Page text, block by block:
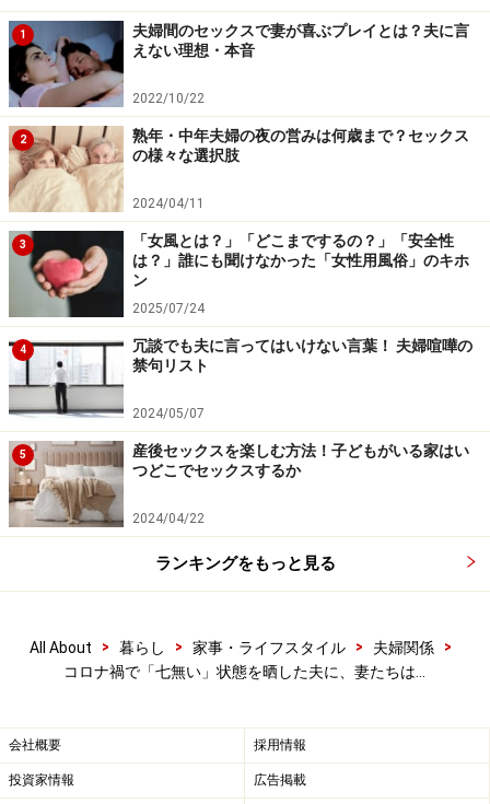
立て式のパソコンラックと椅子を設置し、狭いながらも
パソコンができるスペースができました。そこなら、パ
ソコンや書類を広げっぱなしでも大丈夫。ドアを閉めれ
ば電話やウェブ会議の声もリビングまで聞こえてきませ
ん。一人になれる空間は、仕事時間以外でもくつろげる
みたいで、夫のイライラが目に見えて減りました」
乱れがちな生活リズムを整えて一石三鳥
「生活のリズムを作ってあげるといいですよ」というの
は咲良さん（32歳・仮名）。
「一日中在宅だと、ずっと家の中でメールをチェックし
ていて、オンオフが乱れがちです。だからこちらから声
をかけたり、アラームを鳴らしたりして、時間のメリハ
リをつけやすくしています。18時以降はパソコンを閉じ
て、夕飯前に一緒に近所をウォーキング。夫の運動不足
妻の自宅居酒屋で夫もハッピー
酒屋』」と笑うのは花さん（38歳・仮名）。
1
夫婦間のセックスで妻が喜ぶプレイとは？夫に言
えない理想・本音
2022/10/22
2
熟年・中年夫婦の夜の営みは何歳まで？セックス
の様々な選択肢
2024/04/11
3
「女風とは？」「どこまでするの？」「安全性
は？」誰にも聞けなかった「女性用風俗」のキホ
ン
2025/07/24
4
冗談でも夫に言ってはいけない言葉！ 夫婦喧嘩の
禁句リスト
2024/05/07
5
産後セックスを楽しむ方法！子どもがいる家はい
つどこでセックスするか
2024/04/22
ランキングをもっと見る
All About > 暮らし > 家事・ライフスタイル > 夫婦関係
>
コロナ禍で「七無い」状態を晒した夫に、妻たちは…
会社概要 採用情報
投資家情報 広告掲載